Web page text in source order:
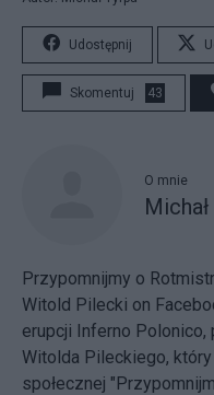
Udostępnij
Skomentuj 43
O mnie
Przypomnijmy o
Witold Pilecki on
erupcji Inferno
Witolda Pileckiego,
społecznej